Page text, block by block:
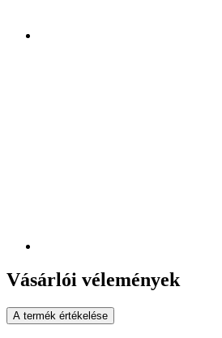
Vásárlói vélemények
A termék értékelése